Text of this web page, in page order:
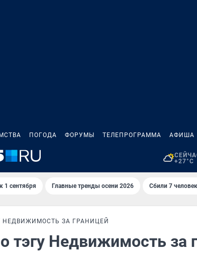
ПОГОДА ФОРУМЫ ТЕЛЕПРОГРАММА АФИША
+27°C
1 сентября Главные тренды осени 2026 Сбили 7
НЕДВИЖИМОСТЬ ЗА ГРАНИЦЕЙ
тэгу Недвижимость за